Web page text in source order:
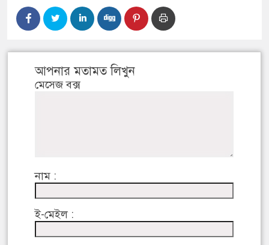
আপনার মতামত লিখুন
মেসেজ বক্স
নাম :
ই-মেইল :